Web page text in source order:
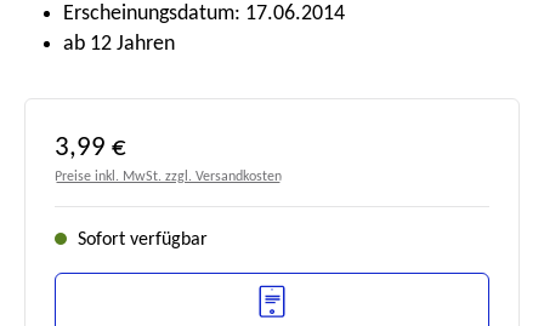
Erscheinungsdatum: 17.06.2014
ab 12 Jahren
Regulärer Preis:
3,99 €
Preise inkl. MwSt. zzgl. Versandkosten
Sofort verfügbar